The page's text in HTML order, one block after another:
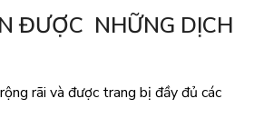
ĐƯỢC NHỮNG DỊCH
rãi và được trang bị đầy đủ các